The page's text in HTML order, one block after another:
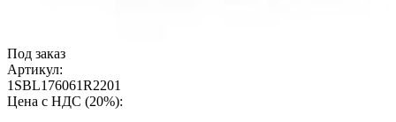
Под заказ
Артикул:
1SBL176061R2201
Цена с НДС (20%):